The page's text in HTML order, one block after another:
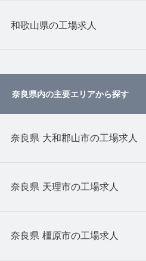
和歌山県の工場求人
奈良県内の主要エリアから探す
奈良県 大和郡山市の工場求人
奈良県 天理市の工場求人
奈良県 橿原市の工場求人